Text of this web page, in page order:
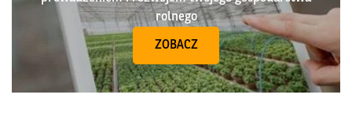
rolnego
ZOBACZ